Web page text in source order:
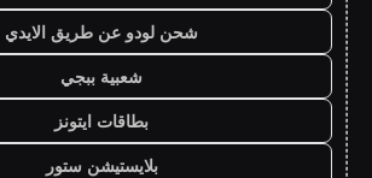
شحن لودو عن طريق الايدي
شعبية ببجي
بطاقات ايتونز
بلايستيشن ستور